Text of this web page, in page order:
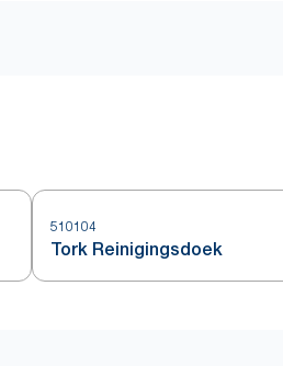
510104
Tork Reinigingsdoek